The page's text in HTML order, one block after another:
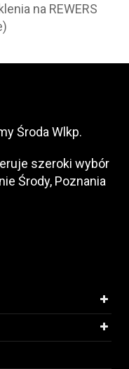
na REWERS
Środa Wlkp.
szeroki wybór
Środy, Poznania